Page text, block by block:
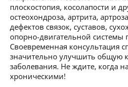
плоскостопия, косолапости и
остеохондроза, артрита,
дефектов связок, суставов,
опорно-двигательной системы
Своевременная консультация
значительно улучшить общую
заболевания. Не ждите, когда
хроническими!